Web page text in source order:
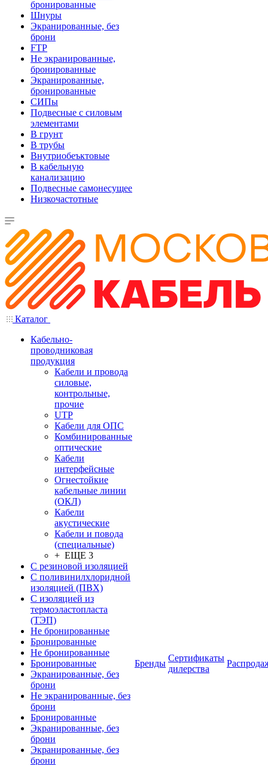
бронированные
Шнуры
Экранированные, без
брони
FTP
Не экранированные,
бронированные
Экранированные,
бронированные
СИПы
Подвесные с силовым
элементами
В грунт
В трубы
Внутриобеъктовые
В кабельную
канализацию
Подвесные самонесущее
Низкочастотные
Каталог
Кабельно-
проводниковая
продукция
Кабели и провода
силовые,
контрольные,
прочие
UTP
Кабели для ОПС
Комбинированные
оптические
Кабели
интерфейсные
Огнестойкие
кабельные линии
(ОКЛ)
Кабели
акустические
Кабели и повода
(специальные)
+ ЕЩЕ 3
С резиновой изоляцией
С поливинилхлоридной
изоляцией (ПВХ)
С изоляцией из
термоэластопласта
(ТЭП)
Не бронированные
Бронированные
Не бронированные
Бронированные
Экранированные, без
брони
Не экранированные, без
брони
Бронированные
Экранированные, без
брони
Экранированные, без
брони
Бренды
Сертификаты
дилерства